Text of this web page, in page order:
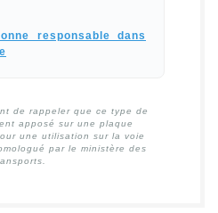
responsable dans
de rappeler que ce type de
apposé sur une plaque
une utilisation sur la voie
par le ministère des